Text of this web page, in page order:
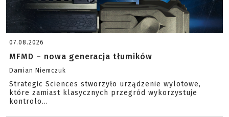
07.08.2026
MFMD – nowa generacja tłumików
Damian Niemczuk
Strategic Sciences stworzyło urządzenie wylotowe,
które zamiast klasycznych przegród wykorzystuje
kontrolo...